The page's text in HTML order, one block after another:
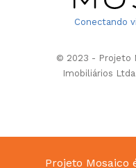
Conectando
© 2023 - Projeto
Imobiliários
Projeto Mosaico